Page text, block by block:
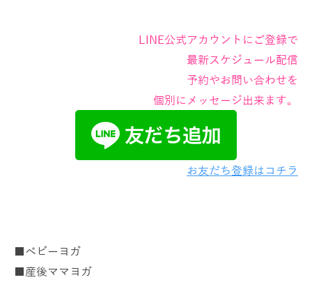
LINE公式アカウントにご登録で
最新スケジュール配信
予約やお問い合わせを
個別にメッセージ出来ます。
お友だち登録はコチラ
■ベビーヨガ
■産後ママヨガ